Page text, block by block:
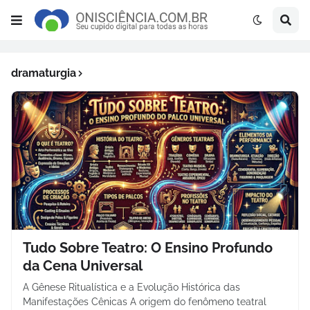
dramaturgia
Tudo Sobre Teatro: O Ensino Profundo
da Cena Universal
A Gênese Ritualística e a Evolução Histórica das
Manifestações Cênicas A origem do fenômeno teatral